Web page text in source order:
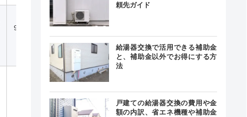
9:00〜18:00
日曜日、祝
―
最短30分
頼先ガイド
給湯器交換で活用できる補助金
と、補助金以外でお得にする方
法
戸建ての給湯器交換の費用や金
額の内訳、省エネ機種や補助金